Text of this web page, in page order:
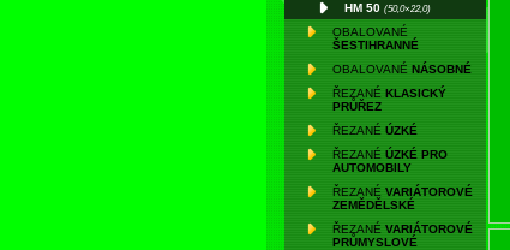
HM 50 (50,0×22,0)
OBALOVANÉ
ŠESTIHRANNÉ
OBALOVANÉ NÁSOBNÉ
ŘEZANÉ KLASICKÝ
PRŮŘEZ
ŘEZANÉ ÚZKÉ
ŘEZANÉ ÚZKÉ PRO
AUTOMOBILY
ŘEZANÉ VARIÁTOROVÉ
ZEMĚDĚLSKÉ
ŘEZANÉ VARIÁTOROVÉ
PRŮMYSLOVÉ